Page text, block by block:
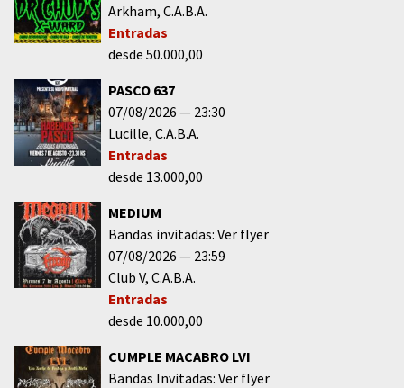
Arkham C.A.B.A.
Entradas
desde 50.000,00
PASCO 637
07/08/2026
23:30
Lucille C.A.B.A.
Entradas
desde 13.000,00
MEDIUM
Bandas invitadas: Ver flyer
07/08/2026
23:59
Club V C.A.B.A.
Entradas
desde 10.000,00
CUMPLE MACABRO LVI
Bandas Invitadas: Ver flyer